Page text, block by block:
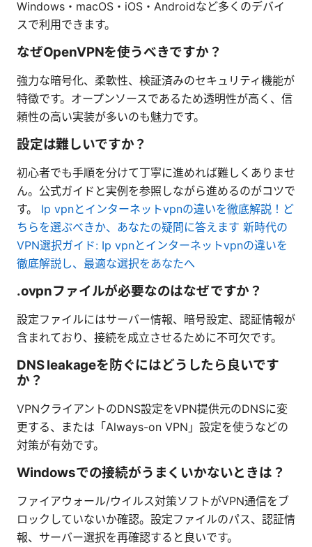
Windows・macOS・iOS・Androidなど多くのデバイ
スで利用できます。
なぜOpenVPNを使うべきですか？
強力な暗号化、柔軟性、検証済みのセキュリティ機能が
特徴です。オープンソースであるため透明性が高く、信
頼性の高い実装が多いのも魅力です。
設定は難しいですか？
初心者でも手順を分けて丁寧に進めれば難しくありませ
ん。公式ガイドと実例を参照しながら進めるのがコツで
す。 Ip vpnとインターネットvpnの違いを徹底解説！ど
ちらを選ぶべきか、あなたの疑問に答えます 新時代の
VPN選択ガイド: Ip vpnとインターネットvpnの違いを
徹底解説し、最適な選択をあなたへ
.ovpnファイルが必要なのはなぜですか？
設定ファイルにはサーバー情報、暗号設定、認証情報が
含まれており、接続を成立させるために不可欠です。
DNS leakageを防ぐにはどうしたら良いです
か？
VPNクライアントのDNS設定をVPN提供元のDNSに変
更する、または「Always-on VPN」設定を使うなどの
対策が有効です。
Windowsでの接続がうまくいかないときは？
ファイアウォール/ウイルス対策ソフトがVPN通信をブ
ロックしていないか確認。設定ファイルのパス、認証情
報、サーバー選択を再確認すると良いです。